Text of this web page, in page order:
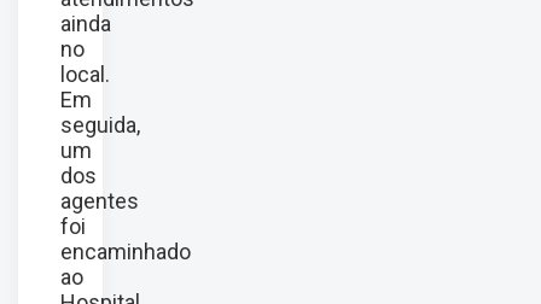
ainda
no
local.
Em
seguida,
um
dos
agentes
foi
encaminhado
ao